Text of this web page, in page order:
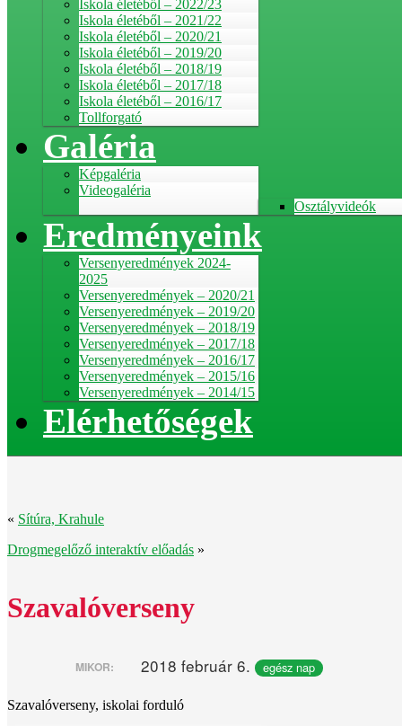
Iskola életéből – 2022/23
Iskola életéből – 2021/22
Iskola életéből – 2020/21
Iskola életéből – 2019/20
Iskola életéből – 2018/19
Iskola életéből – 2017/18
Iskola életéből – 2016/17
Tollforgató
Galéria
Képgaléria
Videogaléria
Osztályvideók
Eredményeink
Versenyeredmények 2024-
2025
Versenyeredmények – 2020/21
Versenyeredmények – 2019/20
Versenyeredmények – 2018/19
Versenyeredmények – 2017/18
Versenyeredmények – 2016/17
Versenyeredmények – 2015/16
Versenyeredmények – 2014/15
Elérhetőségek
« Sítúra, Krahule
Drogmegelőző interaktív előadás »
Szavalóverseny
MIKOR: 2018 február 6. egész nap
Szavalóverseny, iskolai forduló